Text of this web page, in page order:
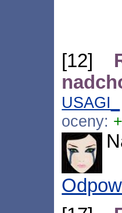
[12]
USAGI_
oceny: